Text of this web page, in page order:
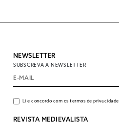
NEWSLETTER
SUBSCREVA A NEWSLETTER
Li e concordo com os termos de privacidade
REVISTA MEDIEVALISTA